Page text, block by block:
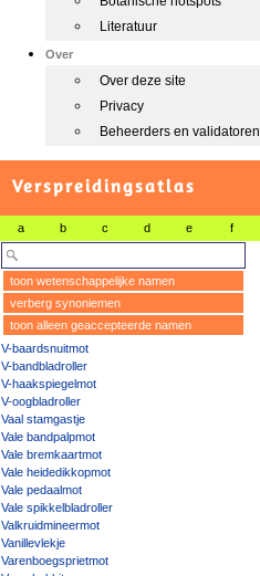
Literatuur
Over
Over deze site
Privacy
Beheerders en validatoren
Verspreidingsatlas
a b c d e f
toon wetenschappelijke namen
verberg synoniemen
toon alleen geaccepteerde namen
V-baardsnuitmot
V-bandbladroller
V-haakspiegelmot
V-oogbladroller
Vaal stamgastje
Vale bandpalpmot
Vale bremkaartmot
Vale heidedikkopmot
Vale pedaalmot
Vale spikkelbladroller
Valkruidmineermot
Vanillevlekje
Varenboegsprietmot